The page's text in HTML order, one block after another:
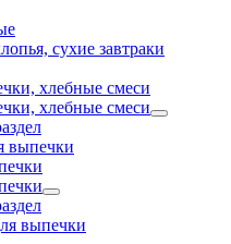
сухие завтраки
хлебные смеси
хлебные смеси
выпечки
выпечки